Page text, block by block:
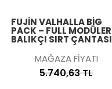
FUJIN VALHALLA BIG
PACK – FULL MODÜLER
BALIKÇI SIRT ÇANTASI
MAĞAZA FİYATI
5.740,63 TL